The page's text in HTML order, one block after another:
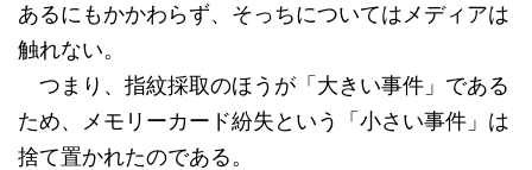
あるにもかかわらず、そっちについてはメディアは
触れない。
つまり、指紋採取のほうが「大きい事件」である
ため、メモリーカード紛失という「小さい事件」は
捨て置かれたのである。